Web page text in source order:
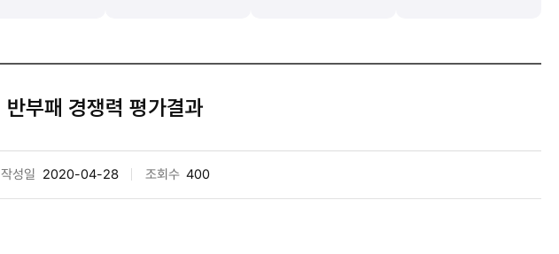
반부패 경쟁력 평가결과
작성일 2020-04-28 조회수 400